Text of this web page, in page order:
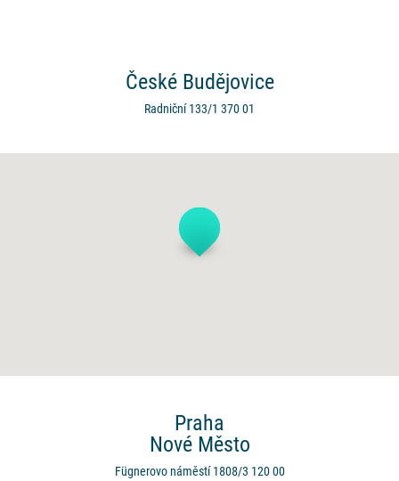
České Budějovice
Radniční 133/1 370 01
Praha
Nové Město
Fügnerovo náměstí 1808/3 120 00